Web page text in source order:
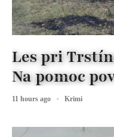
Les pri
Na pomoc
11 hours ago Krimi